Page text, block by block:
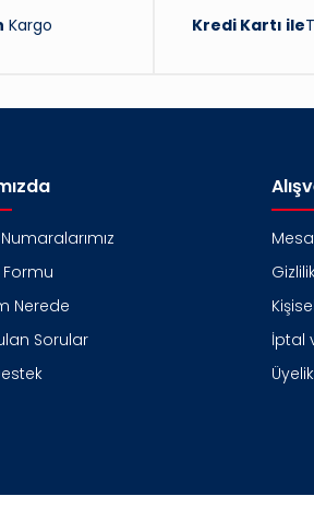
Kargo Kredi Kartı ile
Nerede
Sorular
İptal